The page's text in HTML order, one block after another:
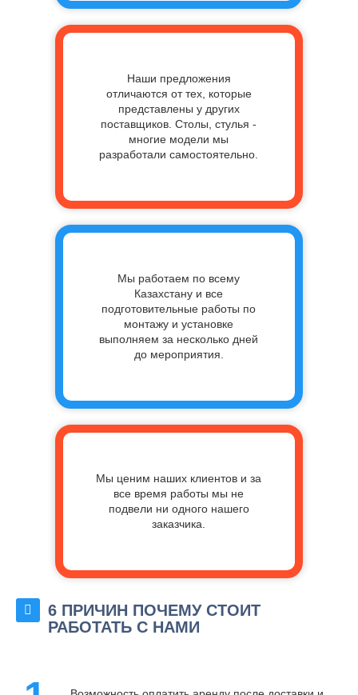
Наши предложения
отличаются от тех, которые
представлены у других
поставщиков. Столы, стулья -
многие модели мы
разработали самостоятельно.
Мы работаем по всему
Казахстану и все
подготовительные работы по
монтажу и установке
выполняем за несколько дней
до мероприятия.
Мы ценим наших клиентов и за
все время работы мы не
подвели ни одного нашего
заказчика.
6 ПРИЧИН ПОЧЕМУ СТОИТ
РАБОТАТЬ С НАМИ